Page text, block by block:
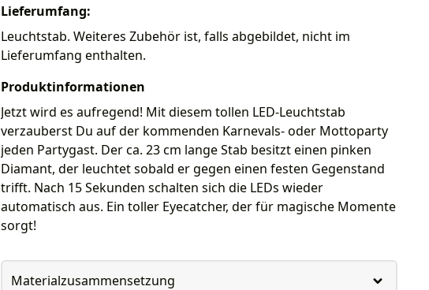
Lieferumfang:
Leuchtstab. Weiteres Zubehör ist, falls abgebildet, nicht im
Lieferumfang enthalten.
Produktinformationen
Jetzt wird es aufregend! Mit diesem tollen LED-Leuchtstab
verzauberst Du auf der kommenden Karnevals- oder Mottoparty
jeden Partygast. Der ca. 23 cm lange Stab besitzt einen pinken
Diamant, der leuchtet sobald er gegen einen festen Gegenstand
trifft. Nach 15 Sekunden schalten sich die LEDs wieder
automatisch aus. Ein toller Eyecatcher, der für magische Momente
sorgt!
Materialzusammensetzung